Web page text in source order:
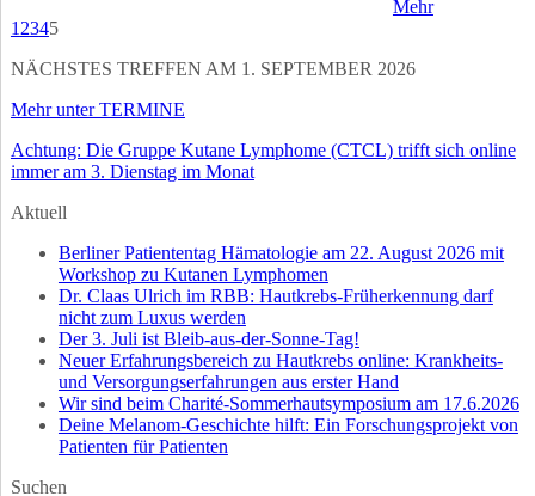
Mehr
1 2345
NÄCHSTES TREFFEN AM 1. SEPTEMBER 2026
Mehr unter TERMINE
Achtung: Die Gruppe Kutane Lymphome (CTCL) trifft sich online
immer am 3. Dienstag im Monat
Aktuell
Berliner Patiententag Hämatologie am 22. August 2026 mit
Workshop zu Kutanen Lymphomen
Dr. Claas Ulrich im RBB: Hautkrebs-Früherkennung darf
nicht zum Luxus werden
Der 3. Juli ist Bleib-aus-der-Sonne-Tag!
Neuer Erfahrungsbereich zu Hautkrebs online: Krankheits-
und Versorgungserfahrungen aus erster Hand
Wir sind beim Charité-Sommerhautsymposium am 17.6.2026
Deine Melanom-Geschichte hilft: Ein Forschungsprojekt von
Patienten für Patienten
Suchen